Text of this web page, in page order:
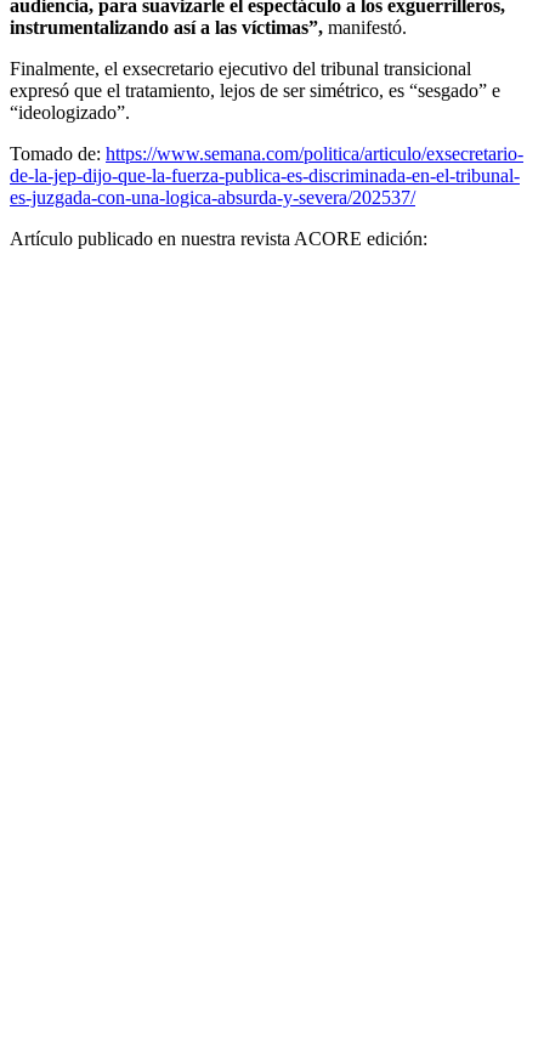
audiencia, para suavizarle el espectáculo a los exguerrilleros,
instrumentalizando así a las víctimas”, manifestó.
Finalmente, el exsecretario ejecutivo del tribunal transicional
expresó que el tratamiento, lejos de ser simétrico, es “sesgado” e
“ideologizado”.
Tomado de: https://www.semana.com/politica/articulo/exsecretario-
de-la-jep-dijo-que-la-fuerza-publica-es-discriminada-en-el-tribunal-
es-juzgada-con-una-logica-absurda-y-severa/202537/
Artículo publicado en nuestra revista ACORE edición: